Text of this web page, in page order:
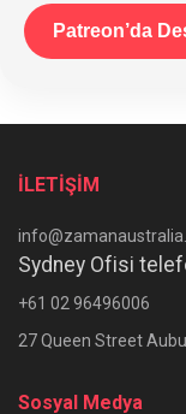
Patreon’da
İLETİŞİM
Sydney Ofisi
+61 02 96496006
27 Queen Street
Sosyal Medya